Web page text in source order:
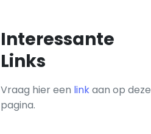
Interessante
Links
Vraag hier een linkaan op deze
pagina.